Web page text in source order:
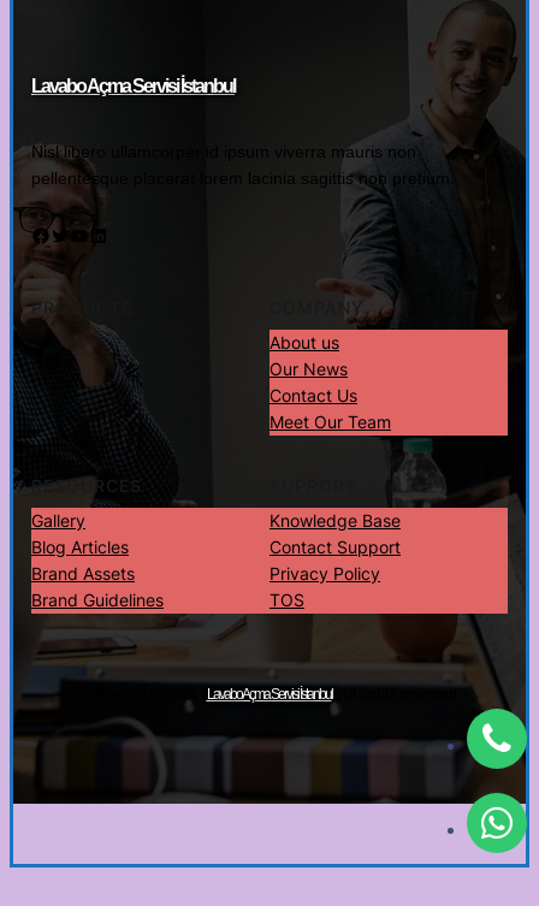
Lavabo Açma Servisi İstanbul
Nisl libero ullamcorper id ipsum viverra mauris non
pellentesque placerat lorem lacinia sagittis non pretium.
Facebook Twitter YouTube LinkedIn
PRODUCTS
COMPANY
About us
Our News
Contact Us
Meet Our Team
RESOURCES
Gallery
Blog Articles
Brand Assets
Brand Guidelines
Knowledge Base
Contact Support
Privacy Policy
TOS
Lavabo Açma Servisi İstanbul· All rights reserved